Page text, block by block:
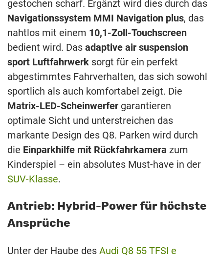
gestochen scharf. Ergänzt wird dies durch das
Navigationssystem MMI Navigation plus, das
nahtlos mit einem 10,1-Zoll-Touchscreen
bedient wird. Das adaptive air suspension
sport Luftfahrwerk sorgt für ein perfekt
abgestimmtes Fahrverhalten, das sich sowohl
sportlich als auch komfortabel zeigt. Die
Matrix-LED-Scheinwerfer garantieren
optimale Sicht und unterstreichen das
markante Design des Q8. Parken wird durch
die Einparkhilfe mit Rückfahrkamera zum
Kinderspiel – ein absolutes Must-have in der
SUV-Klasse.
Antrieb: Hybrid-Power für höchste
Ansprüche
Unter der Haube des Audi Q8 55 TFSI e